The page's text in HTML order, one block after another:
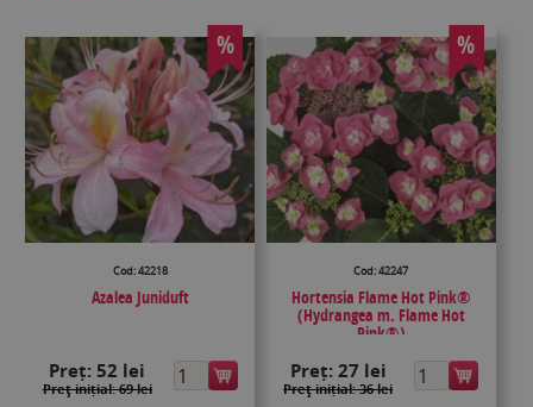
%
Cod: 42218
Azalea Juniduft
Preț:52 lei
Preţ inițial: 69 lei
%
Cod: 42247
Hortensia Flame Hot Pink®
(Hydrangea m. Flame Hot
Pink®)
Preț: 27 lei
Preţ inițial: 36 lei